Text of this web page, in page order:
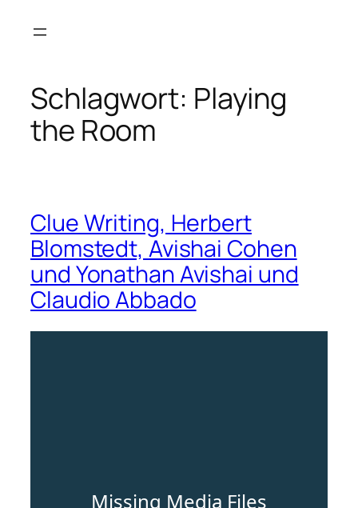
Inhalt
Schlagwort: Playing
the Room
Clue Writing, Herbert
Blomstedt, Avishai Cohen
und Yonathan Avishai und
Claudio Abbado